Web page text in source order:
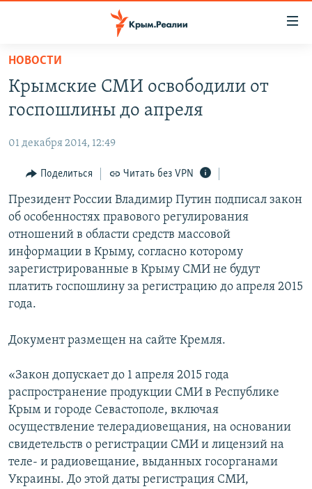
Вернуться
основному
содержанию
навигации
Вернутся
поиску
СПЕЦПРОЕКТЫ
КАРТА ВОЕННЫХ ОБЪЕКТОВ КРЫМА
11 ЛЕТ ОККУПАЦИИ КРЫМА. 11 ИСТОРИЙ СОПРОТИВЛЕНИЯ
ИСТОРИЯ
ЕЩЕ
ИНТЕРАКТИВ
ТЕЛЕПРОЕКТ КРЫМ.РЕАЛИИ
СОВЕТЫ ПРАВОЗАЩИТНИКОВ
ПРОПАВШИЕ БЕЗ ВЕСТИ
КРЫМ.НЕПОКОРЕННЫЙ
ELIFBE
УКРАИНСКАЯ ПРОБЛЕМА КРЫМА
РАДІО СВОБОДА
КАК ОБОЙТИ БЛОКИРОВКУ
Українською
Qırımtatar
Все сайты RFE/RL
НОВОСТИ
Крымские СМИ освободили от
госпошлины до апреля
01 декабря 2014, 12:49
Поделиться Читать без VPN
Президент России Владимир Путин подписал закон
об особенностях правового регулирования
отношений в области средств массовой
информации в Крыму, согласно которому
зарегистрированные в Крыму СМИ не будут
платить госпошлину за регистрацию до апреля 2015
года.
Документ размещен на сайте Кремля.
«Закон допускает до 1 апреля 2015 года
распространение продукции СМИ в Республике
Крым и городе Севастополе, включая
осуществление телерадиовещания, на основании
свидетельств о регистрации СМИ и лицензий на
теле- и радиовещание, выданных госорганами
Украины. До этой даты регистрация СМИ,